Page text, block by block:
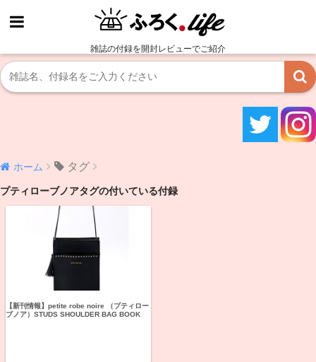
雑誌の付録を開封レビューでご紹介
ホーム タグ
プティローブノアタグの付いている付録
【新刊情報】petite robe noire （プティロー
ブノア）STUDS SHOULDER BAG BOOK